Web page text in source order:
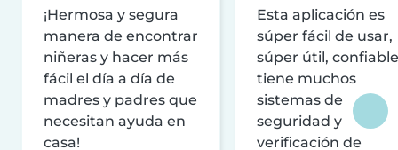
¡Hermosa y segura
manera de encontrar
niñeras y hacer más
fácil el día a día de
madres y padres que
necesitan ayuda en
casa!
Esta aplicación es
súper fácil de usar,
súper útil,
tiene muchos
sistemas de
seguridad y
verificación de